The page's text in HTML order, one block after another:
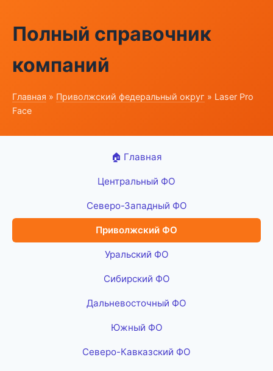
Полный справочник
компаний
Главная » Приволжский федеральный округ » Laser Pro
Face
🏠 Главная
Центральный ФО
Северо-Западный ФО
Приволжский ФО
Уральский ФО
Сибирский ФО
Дальневосточный ФО
Южный ФО
Северо-Кавказский ФО